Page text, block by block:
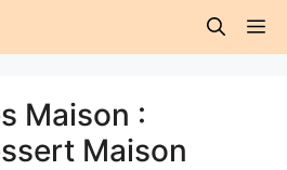
Maison :
Maison